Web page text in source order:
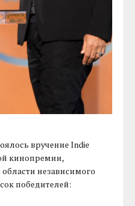
вручение Indie
кинопремии,
независимого
победителей: